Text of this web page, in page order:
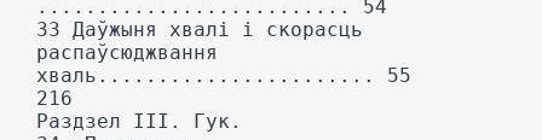
.......................... 54
33 Даўжыня хвалі і скорасць
распаўсюджвання
хваль....................... 55
216
Раздзел III. Гук.